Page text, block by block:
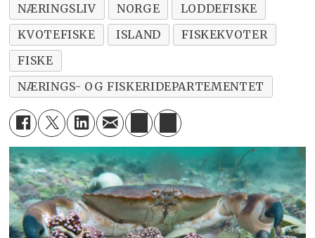
NÆRINGSLIV NORGE
LODDEFISKE
KVOTEFISKE
ISLAND
FISKEKVOTER
FISKE
NÆRINGS- OG FISKERIDEPARTEMENTET